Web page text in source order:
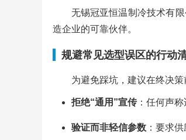
无锡冠亚恒温制冷技术有
造企业的可靠伙伴。
规避常见选型误区的行动
为避免踩坑，建议在终决策
拒绝“通用”宣传：任何声称
验证而非轻信参数：要求供